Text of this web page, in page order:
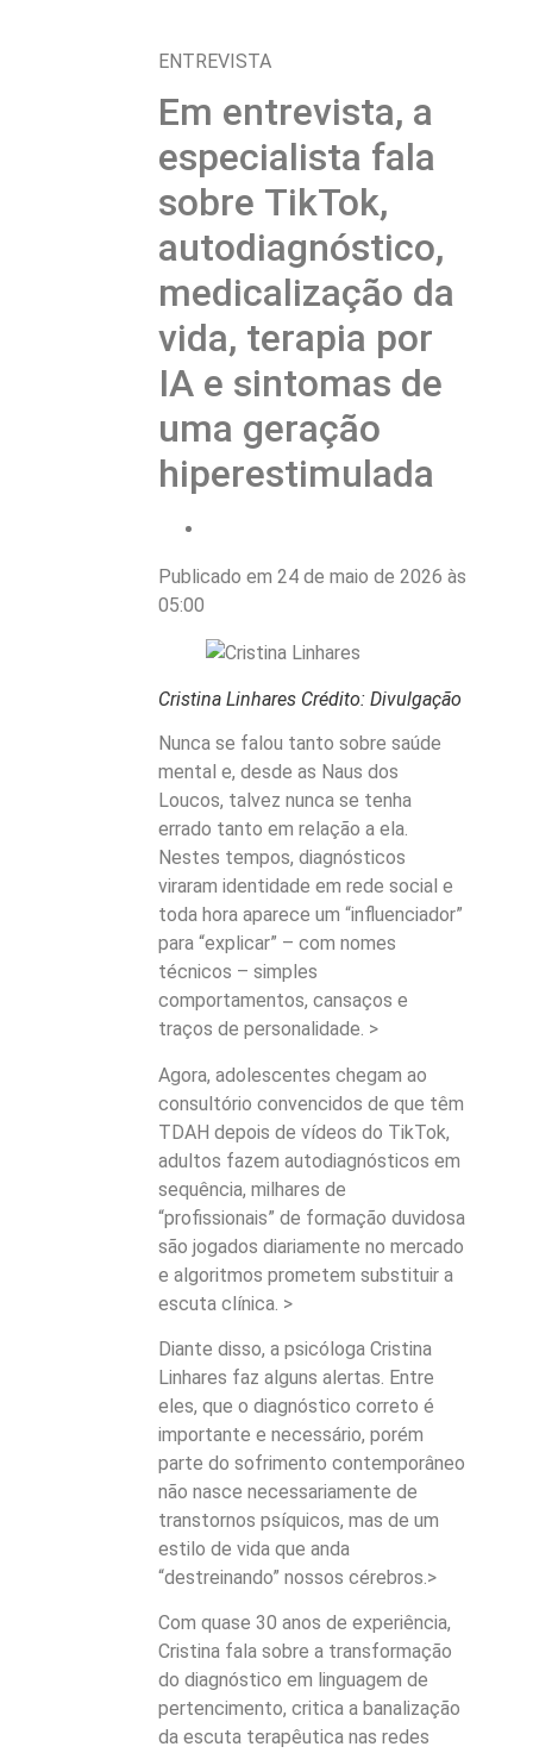
ENTREVISTA
Em entrevista, a
especialista fala
sobre TikTok,
autodiagnóstico,
medicalização da
vida, terapia por
IA e sintomas de
uma geração
hiperestimulada
Publicado em 24 de maio de 2026 às
05:00
Cristina Linhares Crédito: Divulgação
Nunca se falou tanto sobre saúde
mental e, desde as Naus dos
Loucos, talvez nunca se tenha
errado tanto em relação a ela.
Nestes tempos, diagnósticos
viraram identidade em rede social e
toda hora aparece um “influenciador”
para “explicar” – com nomes
técnicos – simples
comportamentos, cansaços e
traços de personalidade. >
Agora, adolescentes chegam ao
consultório convencidos de que têm
TDAH depois de vídeos do TikTok,
adultos fazem autodiagnósticos em
sequência, milhares de
“profissionais” de formação duvidosa
são jogados diariamente no mercado
e algoritmos prometem substituir a
escuta clínica. >
Diante disso, a psicóloga Cristina
Linhares faz alguns alertas. Entre
eles, que o diagnóstico correto é
importante e necessário, porém
parte do sofrimento contemporâneo
não nasce necessariamente de
transtornos psíquicos, mas de um
estilo de vida que anda
“destreinando” nossos cérebros.>
Com quase 30 anos de experiência,
Cristina fala sobre a transformação
do diagnóstico em linguagem de
pertencimento, critica a banalização
da escuta terapêutica nas redes